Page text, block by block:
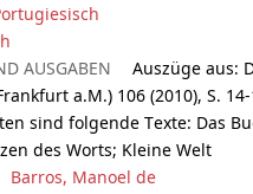
AUSGABEN
Auszüge aus:
a.M.) 106 (2010), S. 14-
sind folgende Texte: Das
des Worts; Kleine Welt
Barros, Manoel de